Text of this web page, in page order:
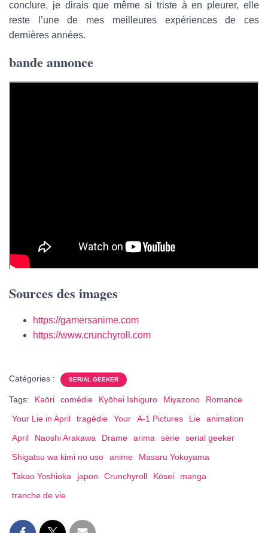
conclure, je dirais que même si triste à en pleurer, elle
reste l’une de mes meilleures expériences de ces
dernières années.
bande annonce
Sources des images
https://gamersanime.com
https://www.crunchyroll.com
Catégories : SERIAL GEEKER
Tags: Kaōri comédie Kyōhei Ishiguro Miyazono
Romance
Your Lie in April
tragédie Your A-1 Pictures Lie
animation
April
Naoshi Arakawa Drame arima série
serial geeker
Shigatsu wa kimi no uso
anime
Masaru Yokoyama
Takao Yoshioka
japon Crunchyroll Kōsei
manga
tranche de vie